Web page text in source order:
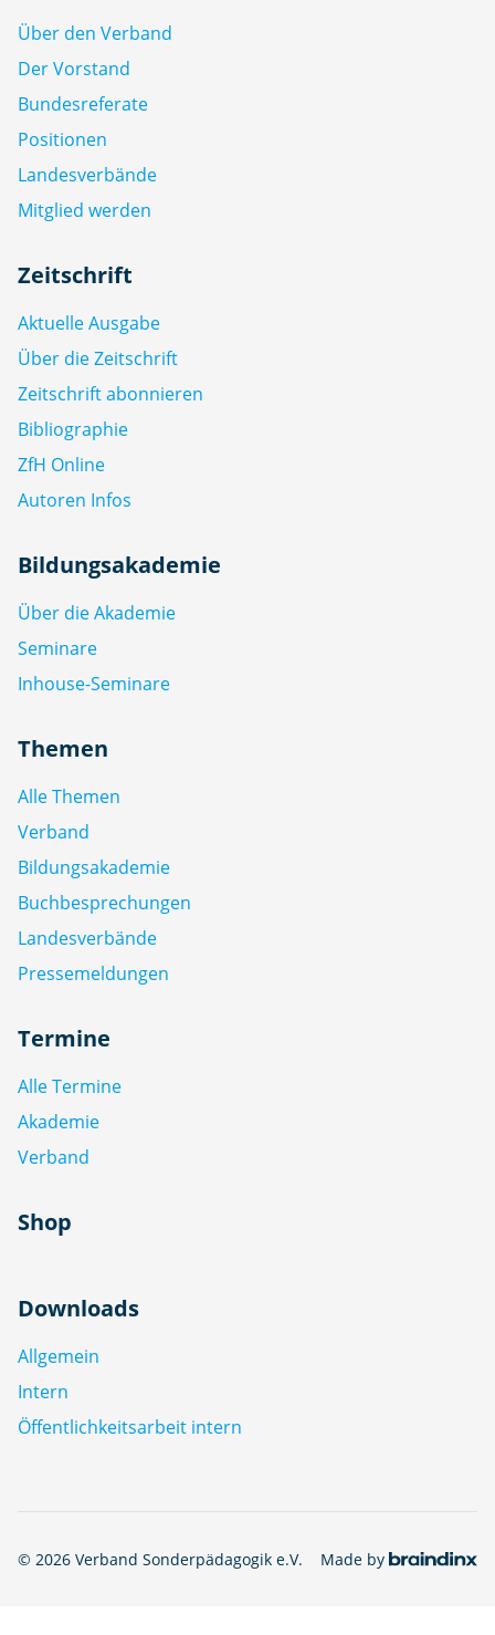
Über den Verband
Der Vorstand
Bundesreferate
Positionen
Landesverbände
Mitglied werden
Zeitschrift
Aktuelle Ausgabe
Über die Zeitschrift
Zeitschrift abonnieren
Bibliographie
ZfH Online
Autoren Infos
Bildungsakademie
Über die Akademie
Seminare
Inhouse-Seminare
Themen
Alle Themen
Verband
Bildungsakademie
Buchbesprechungen
Landesverbände
Pressemeldungen
Termine
Alle Termine
Akademie
Verband
Shop
Downloads
Allgemein
Intern
Öffentlichkeitsarbeit intern
© 2026 Verband Sonderpädagogik e.V. Made by